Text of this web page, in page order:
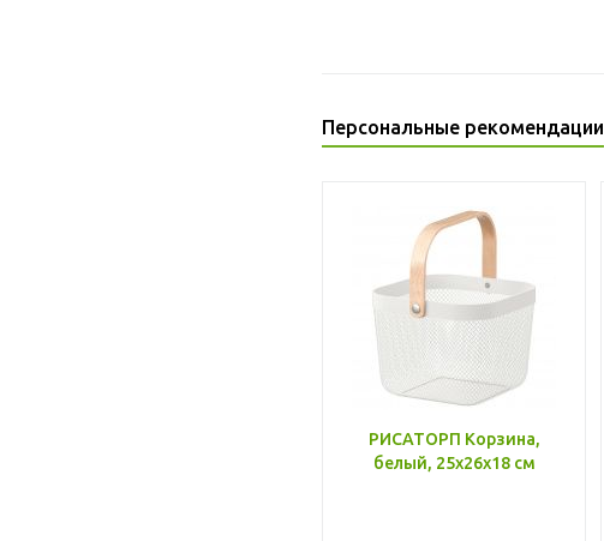
Персональные рекомендации
РИСАТОРП Корзина,
белый, 25x26x18 см